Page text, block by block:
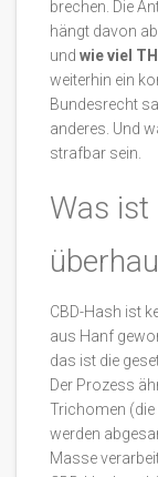
brechen. Die
hängt davon
und wie viel
weiterhin ein
Bundesrecht
anderes. Und
strafbar sein.
Was ist
CBD-Hash ist
aus Hanf
das ist die
Der Prozess
Trichomen (die
werden
Masse